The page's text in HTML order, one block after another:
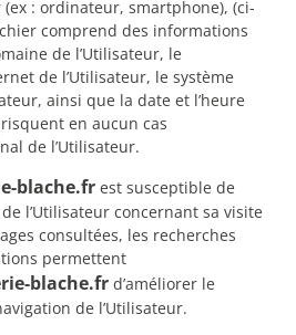
: ordinateur, smartphone), (ci-
comprend des informations
de l’Utilisateur, le
de l’Utilisateur, le système
ainsi que la date et l’heure
risquent en aucun cas
de l’Utilisateur.
blache.fr est susceptible de
l’Utilisateur concernant sa visite
consultées, les recherches
permettent
blache.fr d’améliorer le
de l’Utilisateur.